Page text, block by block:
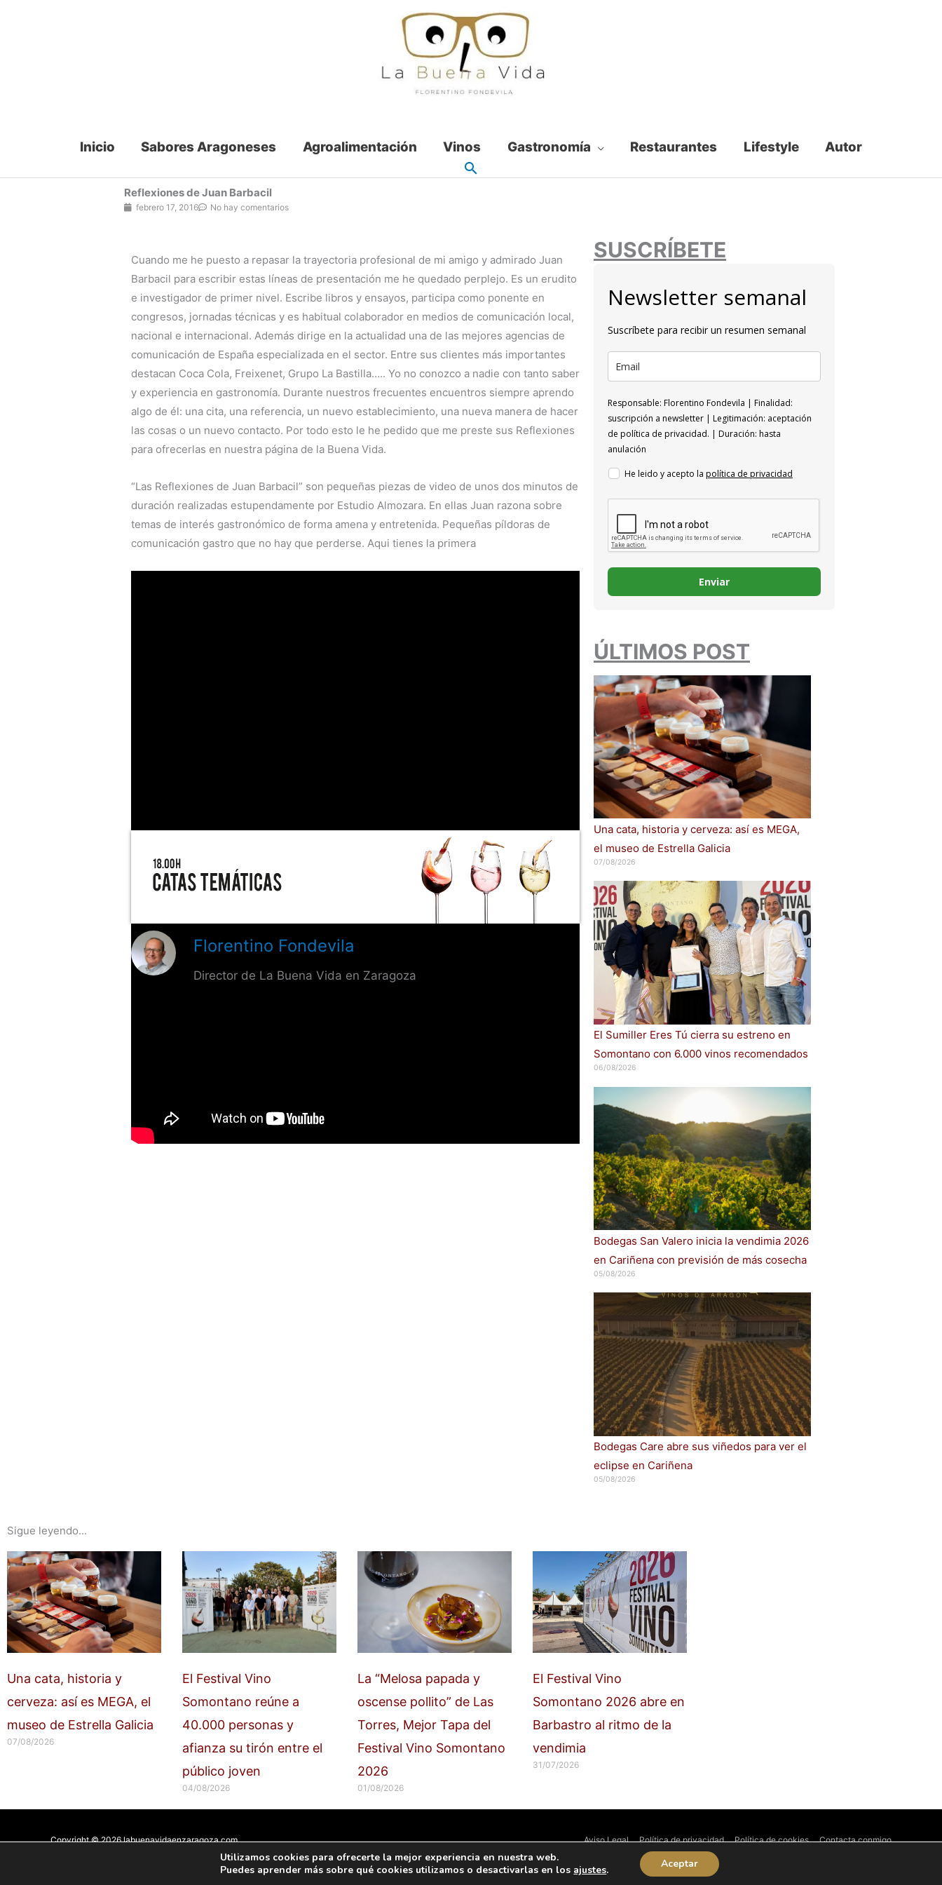
Inicio Sabores Aragoneses Agroalimentación Vinos Gastronomía Restaurantes Lifestyle Autor
Reflexiones de Juan Barbacil
febrero 17, 2016 No hay comentarios
Cuando me he puesto a repasar la trayectoria profesional de mi amigo y admirado Juan
Barbacil para escribir estas líneas de presentación me he quedado perplejo. Es un erudito
e investigador de primer nivel. Escribe libros y ensayos, participa como ponente en
congresos, jornadas técnicas y es habitual colaborador en medios de comunicación local,
nacional e internacional. Además dirige en la actualidad una de las mejores agencias de
comunicación de España especializada en el sector. Entre sus clientes más importantes
destacan Coca Cola, Freixenet, Grupo La Bastilla….. Yo no conozco a nadie con tanto saber
y experiencia en gastronomía. Durante nuestros frecuentes encuentros siempre aprendo
algo de él: una cita, una referencia, un nuevo establecimiento, una nueva manera de hacer
las cosas o un nuevo contacto. Por todo esto le he pedido que me preste sus Reflexiones
para ofrecerlas en nuestra página de la Buena Vida.
“Las Reflexiones de Juan Barbacil” son pequeñas piezas de video de unos dos minutos de
duración realizadas estupendamente por Estudio Almozara. En ellas Juan razona sobre
temas de interés gastronómico de forma amena y entretenida. Pequeñas píldoras de
comunicación gastro que no hay que perderse. Aqui tienes la primera
Florentino Fondevila
Director de La Buena Vida en Zaragoza
SUSCRÍBETE
Newsletter semanal
Suscríbete para recibir un resumen semanal
Responsable: Florentino Fondevila | Finalidad:
suscripción a newsletter | Legitimación: aceptación
de política de privacidad. | Duración: hasta
anulación
He leido y acepto la política de privacidad
Enviar
ÚLTIMOS POST
Una cata, historia y cerveza: así es MEGA,
el museo de Estrella Galicia
07/08/2026
El Sumiller Eres Tú cierra su estreno en
Somontano con 6.000 vinos recomendados
06/08/2026
Bodegas San Valero inicia la vendimia 2026
en Cariñena con previsión de más cosecha
05/08/2026
Bodegas Care abre sus viñedos para ver el
eclipse en Cariñena
05/08/2026
Sigue leyendo...
Una cata, historia y
cerveza: así es MEGA, el
museo de Estrella Galicia
07/08/2026
El Festival Vino
Somontano reúne a
40.000 personas y
afianza su tirón entre el
público joven
04/08/2026
La “Melosa papada y
oscense pollito” de Las
Torres, Mejor Tapa del
Festival Vino Somontano
2026
01/08/2026
El Festival Vino
Somontano 2026 abre en
Barbastro al ritmo de la
vendimia
31/07/2026
Copyright © 2026 labuenavidaenzaragoza.com
Mantenimiento web Zaragoza
Aviso Legal Política de privacidad Política de cookies Contacta conmigo
Utilizamos cookies para ofrecerte la mejor experiencia en nuestra web.
Puedes aprender más sobre qué cookies utilizamos o desactivarlas en los ajustes. Aceptar